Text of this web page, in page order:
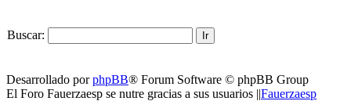
Buscar:
Desarrollado porphpBB® Forum Software © phpBB Group
El Foro Fauerzaesp se nutre gracias a sus usuarios ||Fauerzaesp